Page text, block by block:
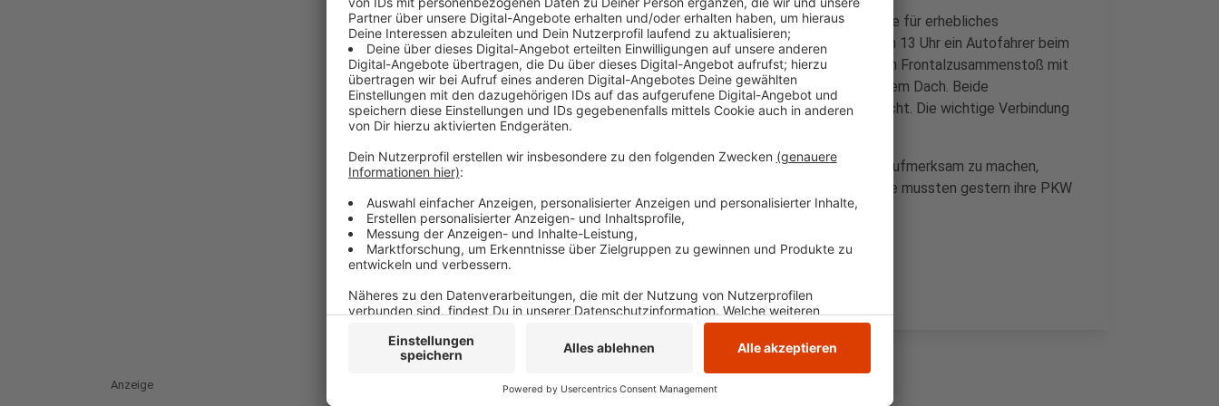
Ein schwerer Unfall auf der B54 hat gestern in Herdecke zeitweise für erhebliches
Verkehrschaos gesorgt. Auf der Straße Herdecker Bach ist gegen 13 Uhr ein Autofahrer beim
Spurwechsel in den Gegenverkehr geraten. Dabei kam es zu einem Frontalzusammenstoß mit
einem anderen Auto. Sein Auto überschlug sich und landete auf dem Dach. Beide
Unfallbeteiligten wurden leicht verletzt in ein Krankenhaus gebracht. Die wichtige Verbindung
am Herdecker Bach war rund eine Stunde komplett dicht.
Die Feuerwehr nimmt den Unfall zum Anlass, noch einmal darauf aufmerksam zu machen,
Kreuzungsbereiche bei Rückstau freizuhalten. Einige Einsatzkräfte mussten gestern ihre PKW
stehen lassen und zu Fuß gehen.
Anzeige
Anzeige